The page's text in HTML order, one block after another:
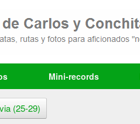
Mini-records
(25-29)